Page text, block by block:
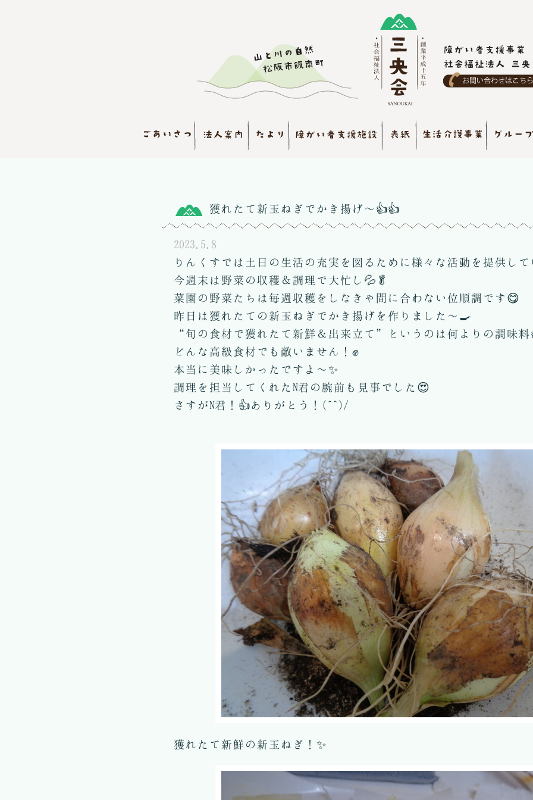
獲れたて新玉ねぎでかき揚げ～👍👍
2023.5.8
りんくすでは土日の生活の充実を図るために様々な活動を提供し
今週末は野菜の収穫＆調理で大忙し💦🥬
菜園の野菜たちは毎週収穫をしなきゃ間に合わない位順調です😋
昨日は獲れたての新玉ねぎでかき揚げを作りました～🍳
“旬の食材で獲れたて新鮮＆出来立て”というのは何よりの調味料
どんな高級食材でも敵いません！✊
本当に美味しかったですよ～✨
調理を担当してくれたN君の腕前も見事でした😍
さすがN君！👍ありがとう！(^^)/
獲れたて新鮮の新玉ねぎ！✨